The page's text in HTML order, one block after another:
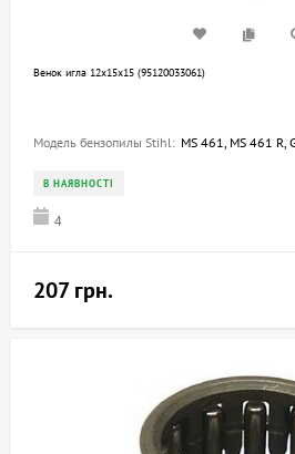
Венок игла 12х15х15 (95120033061)
Модель бензопилы Stihl: MS 461, MS 461 R, GS 461, MS 461 VW, MS 311,
В НАЯВНОСТІ
4
207 грн.